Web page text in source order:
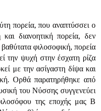
πορεία, που αναπτύσσει ο
διανοητική πορεία, δεν
βαθύτατα φιλοσοφική, πορεία
την ψυχή στην έσχατη ρίζα
με την ασίγαστη δίψα και
Ορθά παρατηρήθηκε από
του Νύσσης συγγενεύει
της εποχής μας Β